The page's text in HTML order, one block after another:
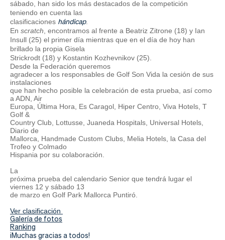
Actualidad
Tienda
sábado, han sido los más destacados de la competición
teniendo en cuenta las
clasificaciones hándicap.
En scratch , encontramos al frente a Beatriz Zitrone (18) y Ian
Insull (25) el primer día mientras que en el día de hoy han
brillado la propia Gisela
Strickrodt (18) y Kostantin Kozhevnikov (25).
Desde la Federación queremos
agradecer a los responsables de Golf Son Vida la cesión de sus
instalaciones
que han hecho posible la celebración de esta prueba, así como
a ADN, Air
Europa, Última Hora, Es Caragol, Hiper Centro, Viva Hotels, T
Golf &
Country Club, Lottusse, Juaneda Hospitals, Universal Hotels,
Diario de
Mallorca, Handmade Custom Clubs, Melia Hotels, la Casa del
Trofeo y Colmado
Hispania por su colaboración.
La
próxima prueba del calendario Senior que tendrá lugar el
viernes 12 y sábado 13
de marzo en Golf Park Mallorca Puntiró.
Ver clasificación
Galería de fotos
Ranking
¡Muchas gracias a todos!